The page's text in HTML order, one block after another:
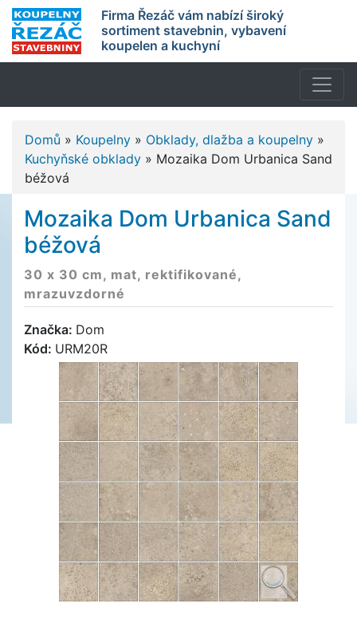
Firma Řezáč vám nabízí široký
sortiment stavebnin, vybavení
koupelen a kuchyní
Domů » Koupelny » Obklady, dlažba a koupelny »
Kuchyňské obklady » Mozaika Dom Urbanica Sand
béžová
Mozaika Dom Urbanica Sand
béžová
30 x 30 cm, mat, rektifikované,
mrazuvzdorné
Značka: Dom
Kód: URM20R